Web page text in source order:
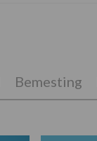
Bemesting